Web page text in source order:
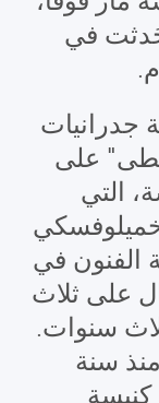
حَدثت في
جدرانيات
على
التي
خميلوفسكي
الفنون في
على ثلاث
سنوات.
سنة
كنيسة